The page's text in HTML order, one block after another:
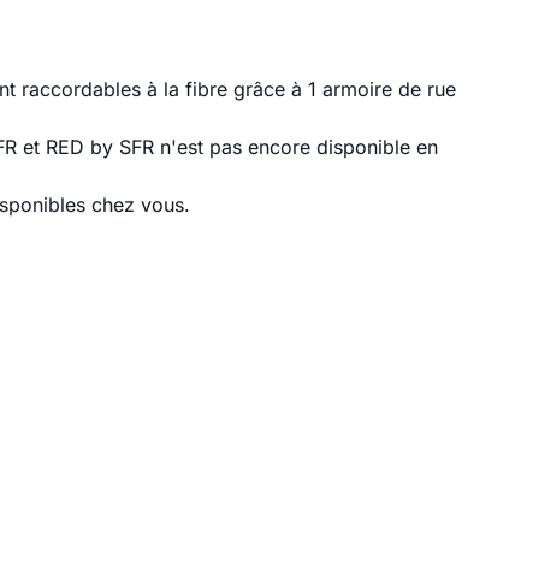
raccordables à la fibre grâce à 1 armoire de rue
et RED by SFR n'est pas encore disponible en
chez vous.